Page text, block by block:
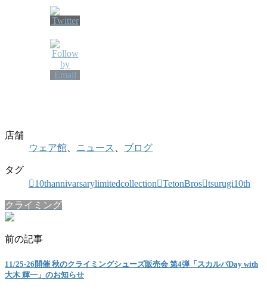
店舗
ウェア館
ニュース ブログ
タグ
10thannivarsarylimitedcollection
TetonBros tsurugi10th
クライミング
前の記事
11/25-26開催 秋のクライミングシューズ販売会 第4弾「スカルパDay with
大木 輝一」のお知らせ